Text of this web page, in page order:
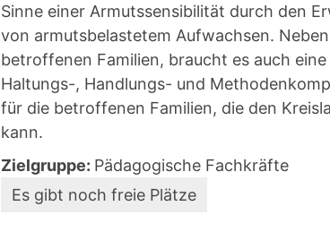
Sinne einer Armutssensibilität durch den
von armutsbelastetem Aufwachsen.
betroffenen Familien, braucht es auch
Haltungs-, Handlungs- und
für die betroffenen Familien, die den
kann.
Zielgruppe: Pädagogische Fachkräfte
Es gibt noch freie Plätze